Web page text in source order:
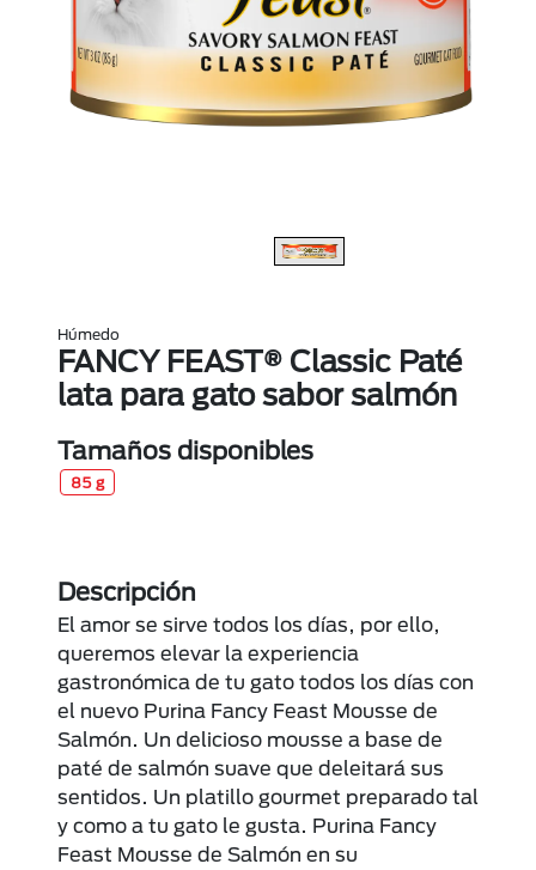
Húmedo
FANCY FEAST® Classic Paté
lata para gato sabor salmón
Tamaños disponibles
85 g
Descripción
El amor se sirve todos los días, por ello,
queremos elevar la experiencia
gastronómica de tu gato todos los días con
el nuevo Purina Fancy Feast Mousse de
Salmón. Un delicioso mousse a base de
paté de salmón suave que deleitará sus
sentidos. Un platillo gourmet preparado tal
y como a tu gato le gusta. Purina Fancy
Feast Mousse de Salmón en su